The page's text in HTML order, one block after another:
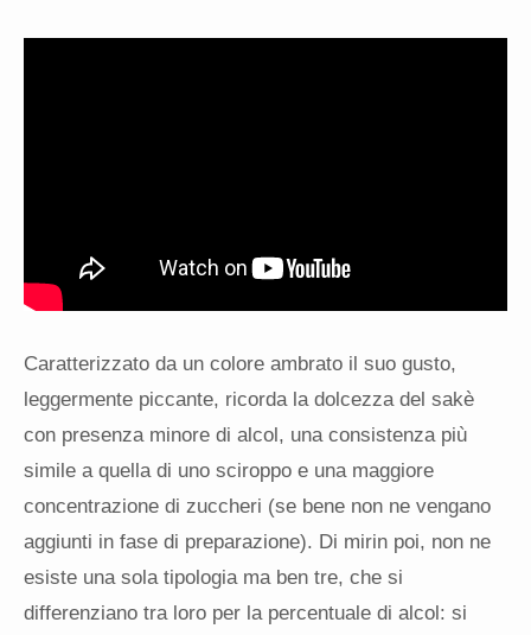
Caratterizzato da un colore ambrato il suo gusto,
leggermente piccante, ricorda la dolcezza del sakè
con presenza minore di alcol, una consistenza più
simile a quella di uno sciroppo e una maggiore
concentrazione di zuccheri (se bene non ne vengano
aggiunti in fase di preparazione). Di mirin poi, non ne
esiste una sola tipologia ma ben tre, che si
differenziano tra loro per la percentuale di alcol: si